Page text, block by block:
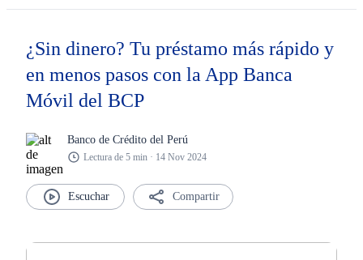
¿Sin dinero? Tu préstamo más rápido y
en menos pasos con la App Banca
Móvil del BCP
Banco de Crédito del Perú
Lectura de 5 min · 14 Nov 2024
Compartir